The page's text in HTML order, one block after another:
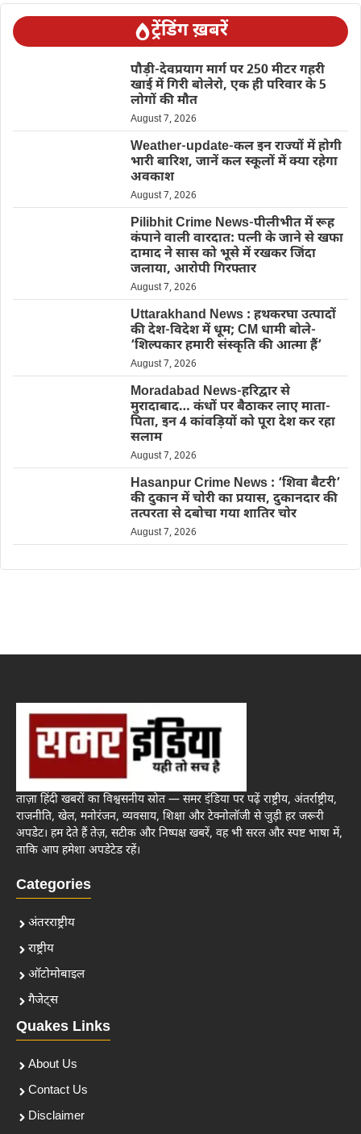
ट्रेंडिंग ख़बरें
पौड़ी-देवप्रयाग मार्ग पर 250 मीटर गहरी
खाई में गिरी बोलेरो, एक ही परिवार के 5
लोगों की मौत
August 7, 2026
Weather-update-कल इन राज्यों में होगी
भारी बारिश, जानें कल स्कूलों में क्या रहेगा
अवकाश
August 7, 2026
Pilibhit Crime News-पीलीभीत में रूह
कंपाने वाली वारदात: पत्नी के जाने से खफा
दामाद ने सास को भूसे में रखकर जिंदा
जलाया, आरोपी गिरफ्तार
August 7, 2026
Uttarakhand News : हथकरघा उत्पादों
की देश-विदेश में धूम; CM धामी बोले-
‘शिल्पकार हमारी संस्कृति की आत्मा हैं’
August 7, 2026
Moradabad News-हरिद्वार से
मुरादाबाद… कंधों पर बैठाकर लाए माता-
पिता, इन 4 कांवड़ियों को पूरा देश कर रहा
सलाम
August 7, 2026
Hasanpur Crime News : ‘शिवा बैटरी’
की दुकान में चोरी का प्रयास, दुकानदार की
तत्परता से दबोचा गया शातिर चोर
August 7, 2026
ताज़ा हिंदी खबरों का विश्वसनीय स्रोत — समर इंडिया पर पढ़ें राष्ट्रीय, अंतर्राष्ट्रीय,
राजनीति, खेल, मनोरंजन, व्यवसाय, शिक्षा और टेक्नोलॉजी से जुड़ी हर जरूरी
अपडेट। हम देते हैं तेज़, सटीक और निष्पक्ष खबरें, वह भी सरल और स्पष्ट भाषा में,
ताकि आप हमेशा अपडेटेड रहें।
Categories
अंतरराष्ट्रीय
राष्ट्रीय
ऑटोमोबाइल
गैजेट्स
Quakes Links
About Us
Contact Us
Disclaimer